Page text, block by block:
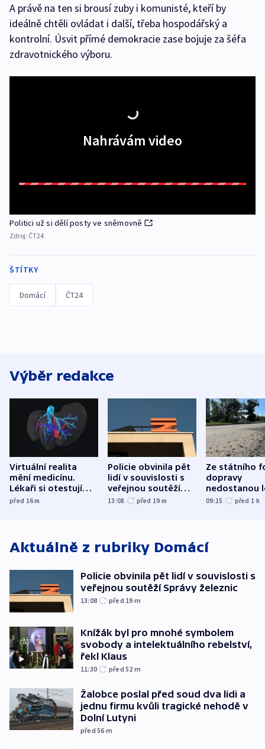
A právě na ten si brousí zuby i komunisté, kteří by
ideálně chtěli ovládat i další, třeba hospodářský a
kontrolní. Úsvit přímé demokracie zase bojuje za šéfa
zdravotnického výboru.
Nahrávám video
Politici už si dělí posty ve sněmovně
Zdroj: ČT24
ŠTÍTKY
Domácí ČT24
Výběr redakce
Virtuální realita
mění medicínu.
Lékaři si otestují
každý řez, říká
před 16m
Policie obvinila pět
lidí v souvislosti s
veřejnou soutěží
Správy železnic
13:08 před 19 m
Ze státního
dopravy
nedostanou
kraje na
09:15 před 1 h
Aktuálně z rubriky Domácí
Policie obvinila pět lidí v souvislosti s
veřejnou soutěží Správy železnic
13:08 před 19 m
Knížák byl pro mnohé symbolem
svobody a intelektuálního rebelství,
řekl Klaus
11:30 před 52 m
Žalobce poslal před soud dva lidi a
jednu firmu kvůli tragické nehodě v
Dolní Lutyni
před 56 m